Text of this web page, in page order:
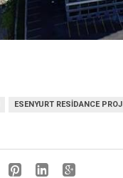
ESENYURT RESIDANCE